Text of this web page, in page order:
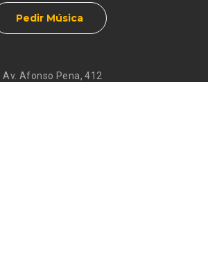
Av. Afonso Pena, 412
Pedir Música